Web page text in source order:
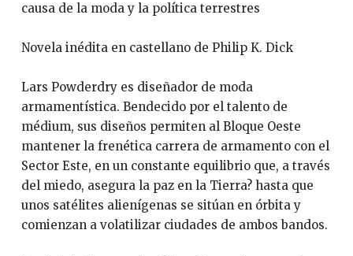
causa de la moda y la política terrestres
Novela inédita en castellano de Philip K. Dick
Lars Powderdry es diseñador de moda
armamentística. Bendecido por el talento de
médium, sus diseños permiten al Bloque Oeste
mantener la frenética carrera de armamento con el
Sector Este, en un constante equilibrio que, a través
del miedo, asegura la paz en la Tierra? hasta que
unos satélites alienígenas se sitúan en órbita y
comienzan a volatilizar ciudades de ambos bandos.